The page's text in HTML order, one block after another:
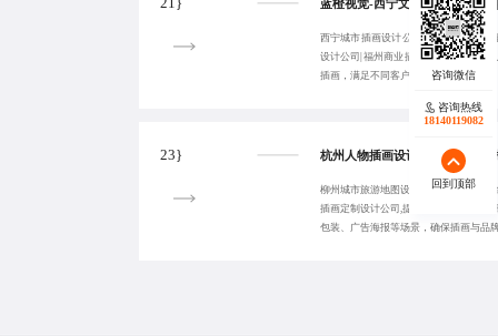
西宁城市插画设计公司|蓝橙视觉-郑州
设计公司|福州商业插画设计,擅长绘制
插画，满足不同客户的需求。
23}
柳州城市旅游地图设计|蓝橙视觉-三亚
插画定制设计公司,提供从概念到成品的
包装、广告海报等场景，确保插画与品
咨询热线
18140119082
回到顶部